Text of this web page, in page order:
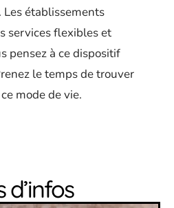
. Les établissements
services flexibles et
pensez à ce dispositif
le temps de trouver
mode de vie.
d’infos